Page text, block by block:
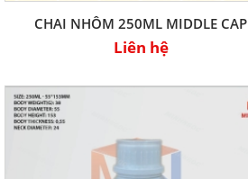
CHAI NHÔM 250ML MIDDLE CAP
Liên hệ